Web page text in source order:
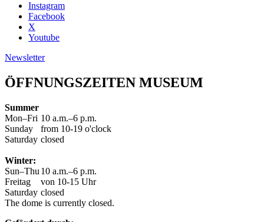
Instagram
Facebook
X
Youtube
Newsletter
ÖFFNUNGSZEITEN MUSEUM
Summer
Mon–Fri 10 a.m.–6 p.m.
Sunday
from 10-19 o'clock
Saturday closed
Winter:
Sun–Thu 10 a.m.–6 p.m.
Freitag
von 10-15 Uhr
Saturday closed
The dome is currently closed.